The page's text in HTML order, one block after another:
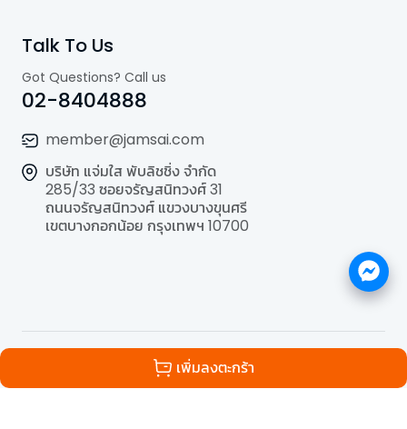
เพิ่มลงตะกร้า
Talk To Us
Got Questions? Call us
02-8404888
member@jamsai.com
บริษัท แจ่มใส พับลิชชิ่ง จำกัด
285/33 ซอยจรัญสนิทวงศ์ 31
ถนนจรัญสนิทวงศ์ แขวงบางขุนศรี
เขตบางกอกน้อย กรุงเทพฯ 10700
All Rights Reserved | Powered by
Publishing Co.,Ltd..